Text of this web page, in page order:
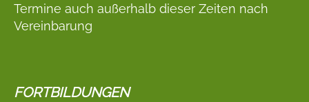
Termine auch außerhalb dieser Zeiten nach
Vereinbarung
FORTBILDUNGEN